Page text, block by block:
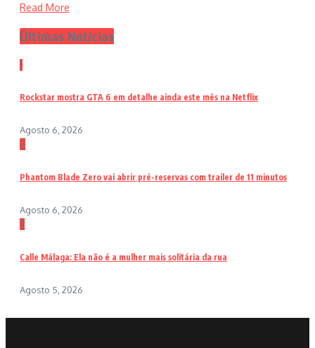
Read More
Últimas Notícias
1
Rockstar mostra GTA 6 em detalhe ainda este mês na Netflix
Agosto 6, 2026
2
Phantom Blade Zero vai abrir pré-reservas com trailer de 11 minutos
Agosto 6, 2026
3
Calle Málaga: Ela não é a mulher mais solitária da rua
Agosto 5, 2026